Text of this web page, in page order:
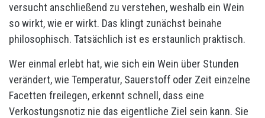
versucht anschließend zu verstehen, weshalb ein Wein
so wirkt, wie er wirkt. Das klingt zunächst beinahe
philosophisch. Tatsächlich ist es erstaunlich praktisch.
Wer einmal erlebt hat, wie sich ein Wein über Stunden
verändert, wie Temperatur, Sauerstoff oder Zeit einzelne
Facetten freilegen, erkennt schnell, dass eine
Verkostungsnotiz nie das eigentliche Ziel sein kann. Sie